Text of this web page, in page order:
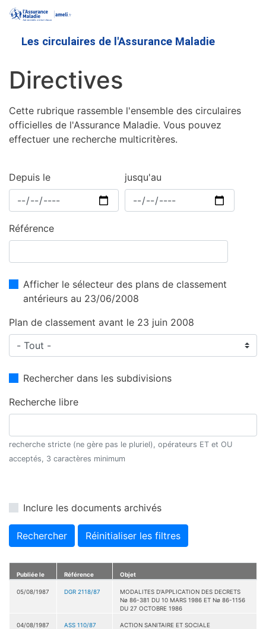
contenu
Les circulaires de l'Assurance Maladie
Directives
Cette rubrique rassemble l'ensemble des circulaires
officielles de l'Assurance Maladie. Vous pouvez
effectuer une recherche multicritères.
Depuis le jusqu'au
Référence
Afficher le sélecteur des plans de classement
antérieurs au 23/06/2008
Plan de classement avant le 23 juin 2008
Rechercher dans les subdivisions
Recherche libre
recherche stricte (ne gère pas le pluriel), opérateurs ET et OU
acceptés, 3 caractères minimum
Inclure les documents archivés
Rechercher Réinitialiser les filtres
Publiée le Référence Objet
05/08/1987 DGR 2118/87
MODALITES D'APPLICATION DES DECRETS
Nø 86-381 DU 10 MARS 1986 ET Nø 86-1156
DU 27 OCTOBRE 1986
04/08/1987 ASS 110/87
ACTION SANITAIRE ET SOCIALE